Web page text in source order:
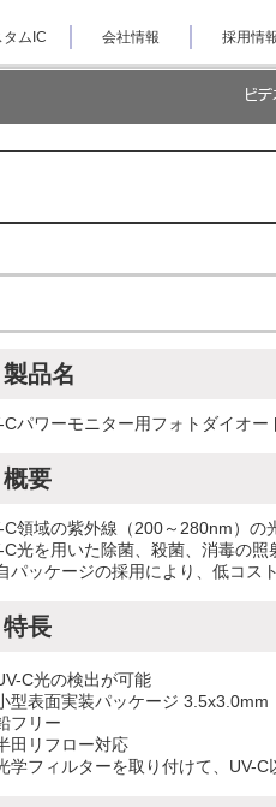
タムIC 会社情報 採用情
製品名
Cパワーモニター用フォトダイオー
概要
C領域の紫外線（200～280nm）の
C光を用いた除菌、殺菌、消毒の照
パッケージの採用により、低コス
特長
C光の検出が可能
型表面実装パッケージ 3.5x3.0mm
フリー
田リフロー対応
学フィルターを取り付けて、UV-